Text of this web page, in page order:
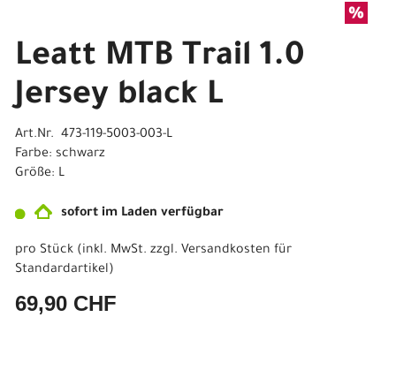
Leatt MTB Trail 1.0
Jersey black L
Art.Nr. 473-119-5003-003-L
Farbe: schwarz
Größe: L
sofort im Laden verfügbar
pro Stück (inkl. MwSt. zzgl. Versandkosten für
Standardartikel)
69,90 CHF